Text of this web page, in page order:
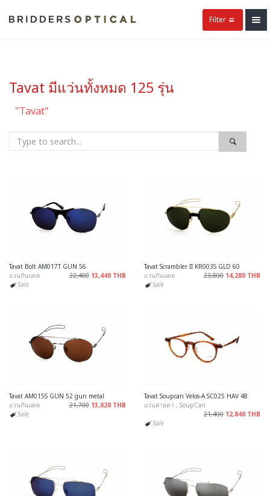
Filter
Tavat มีแว่นทั้งหมด 125 รุ่น
"Tavat"
Tavat Bolt AM017T GUN 56
แว่นกันแดด
22,400 13,440 THB
Sale
Tavat Scrambler II KR003S GLD 60
แว่นกันแดด
23,800 14,280 THB
Sale
Tavat AM015S GUN 52 gun metal
แว่นกันแดด
21,700 13,020 THB
Sale
Tavat Soupcan Velos-A SC025 HAV 48
แว่นสายตา , SoupCan
21,400 12,840 THB
Sale